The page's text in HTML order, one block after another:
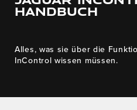
HANDBUCH
Alles, was sie über die
InControl wissen müssen.